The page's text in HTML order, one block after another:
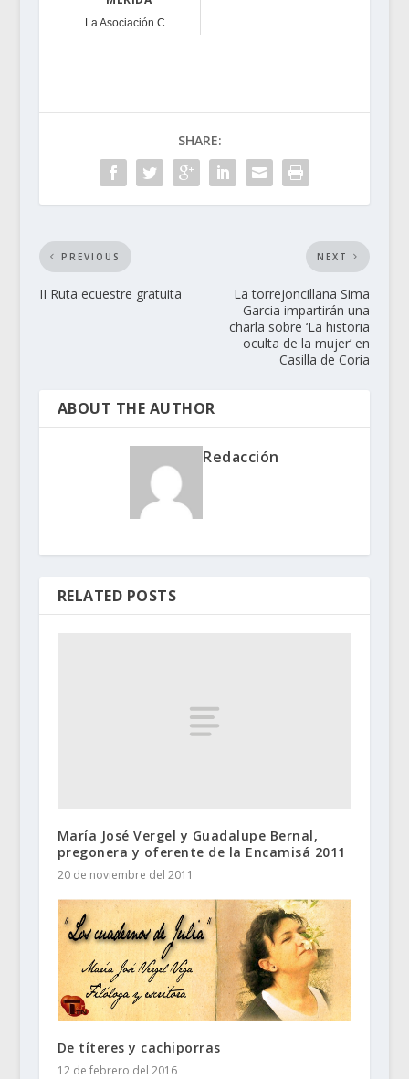
La Asociación C...
SHARE:
PREVIOUS
II Ruta ecuestre gratuita
NEXT
La torrejoncillana Sima
Garcia impartirán una
charla sobre ‘La historia
oculta de la mujer’ en
Casilla de Coria
ABOUT THE AUTHOR
Redacción
RELATED POSTS
María José Vergel y Guadalupe Bernal,
pregonera y oferente de la Encamisá 2011
20 de noviembre del 2011
De títeres y cachiporras
12 de febrero del 2016